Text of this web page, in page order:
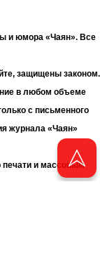
и юмора «Чаян». Все
защищены законом.
в любом объеме
с письменного
журнала «Чаян»
печати и массовым